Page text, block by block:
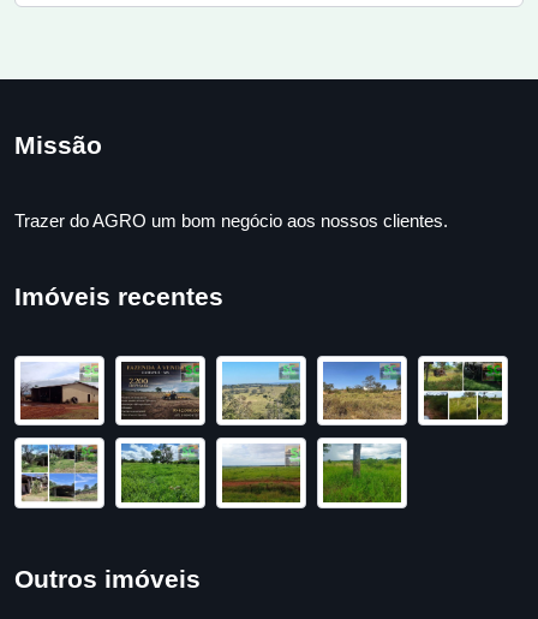
Missão
Trazer do AGRO um bom negócio aos nossos clientes.
Imóveis recentes
Outros imóveis